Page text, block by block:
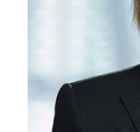
Page
entreprises